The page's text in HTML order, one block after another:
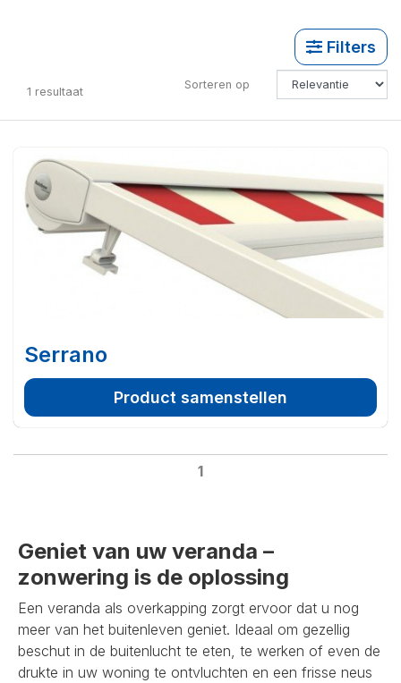
Filters
1 resultaat Sorteren op
Serrano
Product samenstellen
1
Geniet van uw veranda –
zonwering is de oplossing
Een veranda als overkapping zorgt ervoor dat u nog
meer van het buitenleven geniet. Ideaal om gezellig
beschut in de buitenlucht te eten, te werken of even de
drukte in uw woning te ontvluchten en een frisse neus